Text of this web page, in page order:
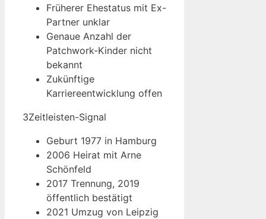
Früherer Ehestatus mit Ex-
Partner unklar
Genaue Anzahl der
Patchwork-Kinder nicht
bekannt
Zukünftige
Karriereentwicklung offen
3Zeitleisten-Signal
Geburt 1977 in Hamburg
2006 Heirat mit Arne
Schönfeld
2017 Trennung, 2019
öffentlich bestätigt
2021 Umzug von Leipzig